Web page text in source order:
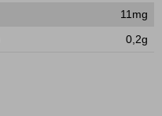
11mg
0,2g